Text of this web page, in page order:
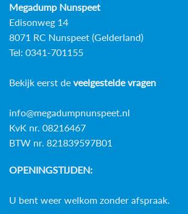
Megadump Nunspeet
Edisonweg 14
8071 RC Nunspeet (Gelderland)
Tel: 0341-701155
Bekijk eerst de veelgestelde vragen
info@megadumpnunspeet.nl
KvK nr. 08216467
BTW nr. 821839597B01
OPENINGSTIJDEN:
U bent weer welkom zonder afspraak.